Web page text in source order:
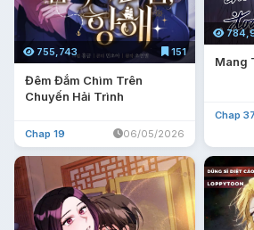
755,743 151
Đêm Đắm Chìm Trên
Chuyến Hải Trình
Chap 19 06/05/2026
Mang
Chap 37